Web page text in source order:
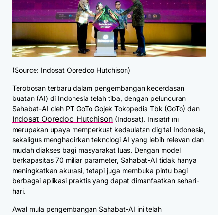
(Source: Indosat Ooredoo Hutchison)
Terobosan terbaru dalam pengembangan kecerdasan
buatan (AI) di Indonesia telah tiba, dengan peluncuran
Sahabat-AI oleh PT GoTo Gojek Tokopedia Tbk (GoTo) dan
Indosat Ooredoo Hutchison (Indosat). Inisiatif ini
merupakan upaya memperkuat kedaulatan digital Indonesia,
sekaligus menghadirkan teknologi AI yang lebih relevan dan
mudah diakses bagi masyarakat luas. Dengan model
berkapasitas 70 miliar parameter, Sahabat-AI tidak hanya
meningkatkan akurasi, tetapi juga membuka pintu bagi
berbagai aplikasi praktis yang dapat dimanfaatkan sehari-
hari.
Awal mula pengembangan Sahabat-AI ini telah